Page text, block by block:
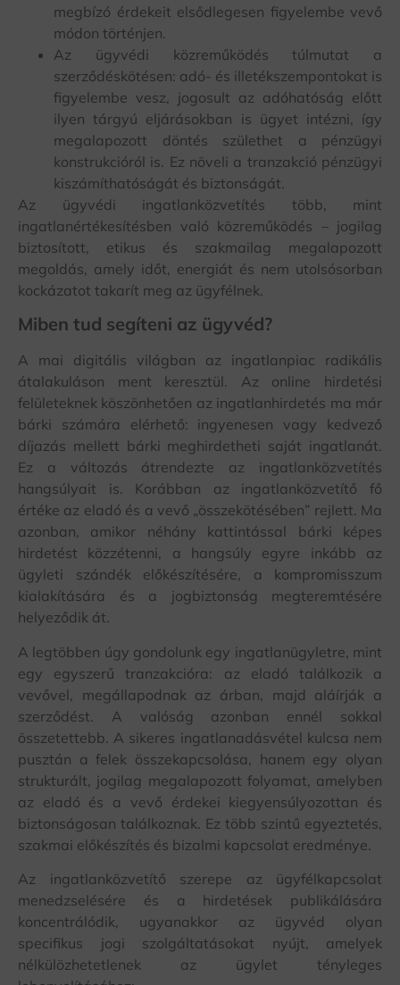
megbízó érdekeit elsődlegesen figyelembe vevő
módon történjen.
Az ügyvédi közreműködés túlmutat a
szerződéskötésen: adó- és illetékszempontokat is
figyelembe vesz, jogosult az adóhatóság előtt
ilyen tárgyú eljárásokban is ügyet intézni, így
megalapozott döntés születhet a pénzügyi
konstrukcióról is. Ez növeli a tranzakció pénzügyi
kiszámíthatóságát és biztonságát.
Az ügyvédi ingatlanközvetítés több, mint
ingatlanértékesítésben való közreműködés – jogilag
biztosított, etikus és szakmailag megalapozott
megoldás, amely időt, energiát és nem utolsósorban
kockázatot takarít meg az ügyfélnek.
Miben tud segíteni az ügyvéd?
A mai digitális világban az ingatlanpiac radikális
átalakuláson ment keresztül. Az online hirdetési
felületeknek köszönhetően az ingatlanhirdetés ma már
bárki számára elérhető: ingyenesen vagy kedvező
díjazás mellett bárki meghirdetheti saját ingatlanát.
Ez a változás átrendezte az ingatlanközvetítés
hangsúlyait is. Korábban az ingatlanközvetítő fő
értéke az eladó és a vevő „összekötésében” rejlett. Ma
azonban, amikor néhány kattintással bárki képes
hirdetést közzétenni, a hangsúly egyre inkább az
ügyleti szándék előkészítésére, a kompromisszum
kialakítására és a jogbiztonság megteremtésére
helyeződik át.
A legtöbben úgy gondolunk egy ingatlanügyletre, mint
egy egyszerű tranzakcióra: az eladó találkozik a
vevővel, megállapodnak az árban, majd aláírják a
szerződést. A valóság azonban ennél sokkal
összetettebb. A sikeres ingatlanadásvétel kulcsa nem
pusztán a felek összekapcsolása, hanem egy olyan
strukturált, jogilag megalapozott folyamat, amelyben
az eladó és a vevő érdekei kiegyensúlyozottan és
biztonságosan találkoznak. Ez több szintű egyeztetés,
szakmai előkészítés és bizalmi kapcsolat eredménye.
Az ingatlanközvetítő szerepe az ügyfélkapcsolat
menedzselésére és a hirdetések publikálására
koncentrálódik, ugyanakkor az ügyvéd olyan
specifikus jogi szolgáltatásokat nyújt, amelyek
nélkülözhetetlenek az ügylet tényleges